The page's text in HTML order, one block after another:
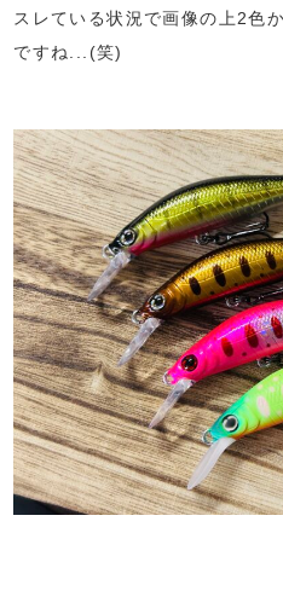
スレている状況で画像の上2色
ですね...(笑)